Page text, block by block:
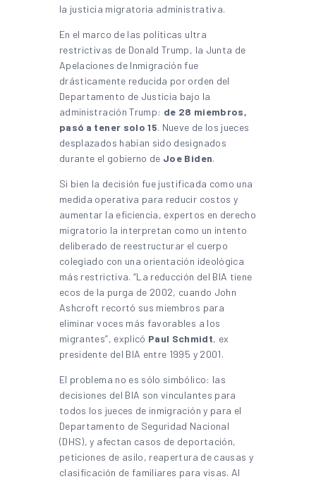
la justicia migratoria administrativa.
En el marco de las políticas ultra
restrictivas de Donald Trump, la Junta de
Apelaciones de Inmigración fue
drásticamente reducida por orden del
Departamento de Justicia bajo la
administración Trump: de 28 miembros,
pasó a tener solo 15. Nueve de los jueces
desplazados habían sido designados
durante el gobierno de Joe Biden.
Si bien la decisión fue justificada como una
medida operativa para reducir costos y
aumentar la eficiencia, expertos en derecho
migratorio la interpretan como un intento
deliberado de reestructurar el cuerpo
colegiado con una orientación ideológica
más restrictiva. “La reducción del BIA tiene
ecos de la purga de 2002, cuando John
Ashcroft recortó sus miembros para
eliminar voces más favorables a los
migrantes”, explicó Paul Schmidt, ex
presidente del BIA entre 1995 y 2001.
El problema no es sólo simbólico: las
decisiones del BIA son vinculantes para
todos los jueces de inmigración y para el
Departamento de Seguridad Nacional
(DHS), y afectan casos de deportación,
peticiones de asilo, reapertura de causas y
clasificación de familiares para visas. Al